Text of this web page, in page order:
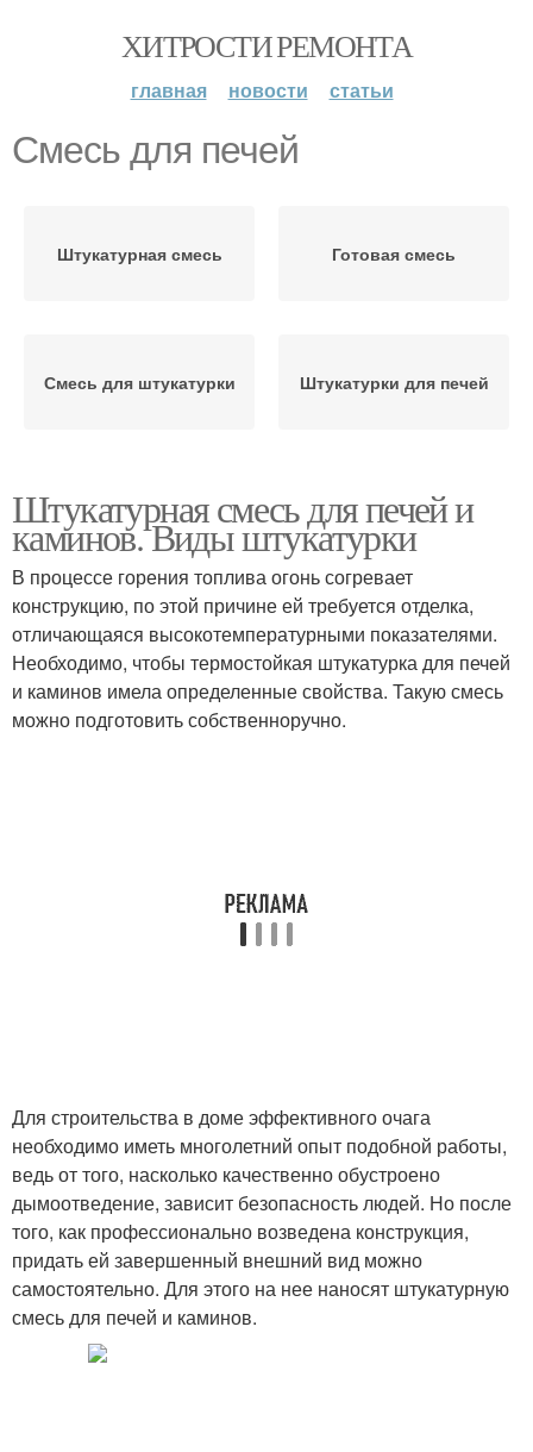
ХИТРОСТИ РЕМОНТА
главная новости статьи
Смесь для печей
Штукатурная смесь Готовая смесь
Смесь для штукатурки Штукатурки для печей
Штукатурная смесь для печей и
каминов. Виды штукатурки
В процессе горения топлива огонь согревает
конструкцию, по этой причине ей требуется отделка,
отличающаяся высокотемпературными показателями.
Необходимо, чтобы термостойкая штукатурка для печей
и каминов имела определенные свойства. Такую смесь
можно подготовить собственноручно.
Для строительства в доме эффективного очага
необходимо иметь многолетний опыт подобной работы,
ведь от того, насколько качественно обустроено
дымоотведение, зависит безопасность людей. Но после
того, как профессионально возведена конструкция,
придать ей завершенный внешний вид можно
самостоятельно. Для этого на нее наносят штукатурную
смесь для печей и каминов.